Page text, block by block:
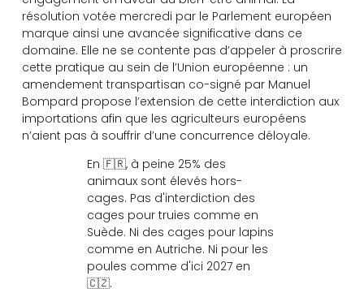
résolution votée mercredi par le Parlement européen
marque ainsi une avancée significative dans ce
domaine. Elle ne se contente pas d’appeler à proscrire
cette pratique au sein de l’Union européenne : un
amendement transpartisan co-signé par Manuel
Bompard propose l’extension de cette interdiction aux
importations afin que les agriculteurs européens
n’aient pas à souffrir d’une concurrence déloyale.
En 🇫🇷, à peine 25% des
animaux sont élevés hors-
cages. Pas d'interdiction des
cages pour truies comme en
Suède. Ni des cages pour lapins
comme en Autriche. Ni pour les
poules comme d'ici 2027 en
🇨🇿.